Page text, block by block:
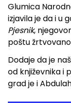
Glumica
izjavila je da i u
Pjesnik,
poštu
Dodaje da je
od književnika i
grad je i